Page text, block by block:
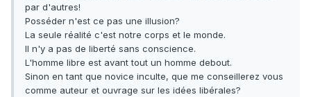
par d'autres!
Posséder n'est ce pas une illusion?
La seule réalité c'est notre corps et le monde.
Il n'y a pas de liberté sans conscience.
L'homme libre est avant tout un homme debout.
Sinon en tant que novice inculte, que me conseillerez vous
comme auteur et ouvrage sur les idées libérales?